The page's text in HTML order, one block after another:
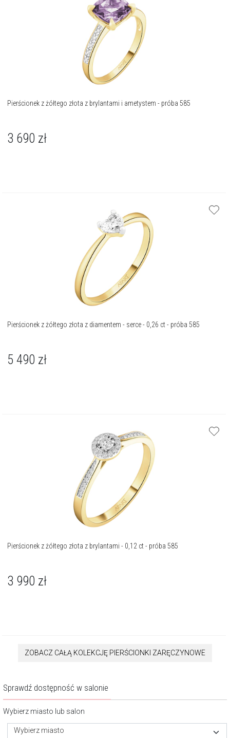
Pierścionek z żółtego złota z brylantami i ametystem - próba 585
3 690 zł
Pierścionek z żółtego złota z diamentem - serce - 0,26 ct - próba 585
5 490 zł
Pierścionek z żółtego złota z brylantami - 0,12 ct - próba 585
3 990 zł
ZOBACZ CAŁĄ KOLEKCJĘ PIERŚCIONKI ZARĘCZYNOWE
Sprawdź dostępność w salonie
Wybierz miasto lub salon
Wybierz miasto